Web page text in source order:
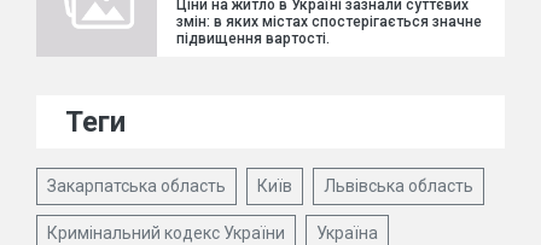
Ціни на житло в Україні зазнали суттєвих
змін: в яких містах спостерігається значне
підвищення вартості.
Теги
Закарпатська область Київ Львівська область
Кримінальний кодекс України Україна